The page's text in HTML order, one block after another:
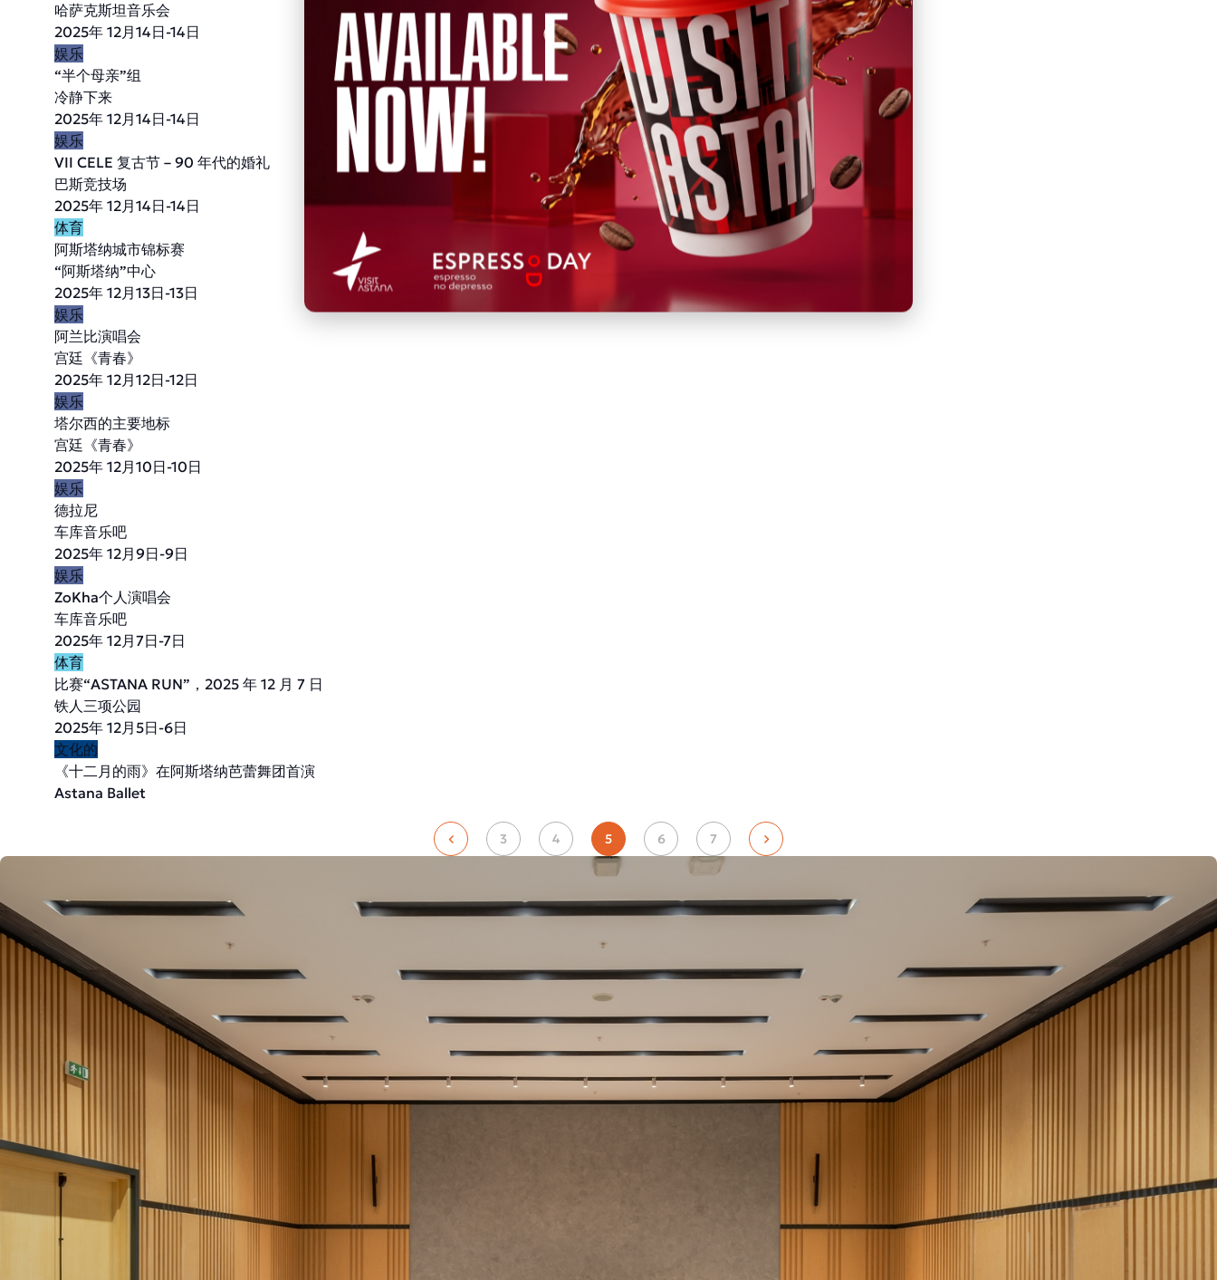
哈萨克斯坦音乐会
2025年 12月14日-14日
娱乐
“半个母亲”组
冷静下来
2025年 12月14日-14日
娱乐
VII CELE 复古节 – 90 年代的婚礼
巴斯竞技场
2025年 12月14日-14日
体育
阿斯塔纳城市锦标赛
“阿斯塔纳”中心
2025年 12月13日-13日
娱乐
阿兰比演唱会
宫廷《青春》
2025年 12月12日-12日
娱乐
塔尔西的主要地标
宫廷《青春》
2025年 12月10日-10日
娱乐
德拉尼
车库音乐吧
2025年 12月9日-9日
娱乐
ZoKha个人演唱会
车库音乐吧
2025年 12月7日-7日
体育
比赛“ASTANA RUN”，2025 年 12 月 7 日
铁人三项公园
2025年 12月5日-6日
文化的
《十二月的雨》在阿斯塔纳芭蕾舞团首演
Astana Ballet
3 4 5 6 7